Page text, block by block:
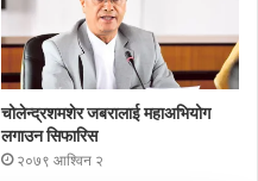
चोलेन्द्रशमशेर जबरालाई महाअभियोग
लगाउन सिफारिस
२०७९ आश्विन २